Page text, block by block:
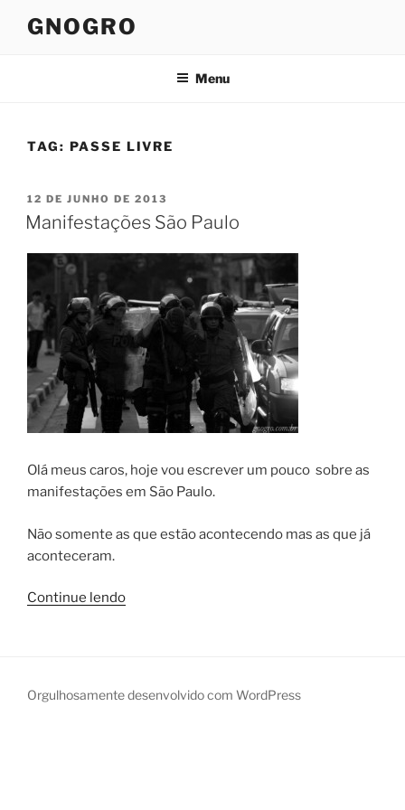
GNOGRO
Menu
TAG: PASSE LIVRE
PUBLICADO
EM
12 DE JUNHO DE 2013
Manifestações São Paulo
Olá meus caros, hoje vou escrever um pouco sobre as
manifestações em São Paulo.
Não somente as que estão acontecendo mas as que já
aconteceram.
Continue lendo“Manifestações
Orgulhosamente desenvolvido com WordPress